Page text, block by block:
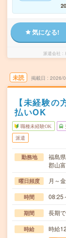
気になる!
派遣会社
未読 掲載日 2026/
【未経験
払いOK
職種未経験OK
派遣
勤務地
福島
郡山
曜日頻度 月～金
時間 08:25
期間 長期
時給 時給